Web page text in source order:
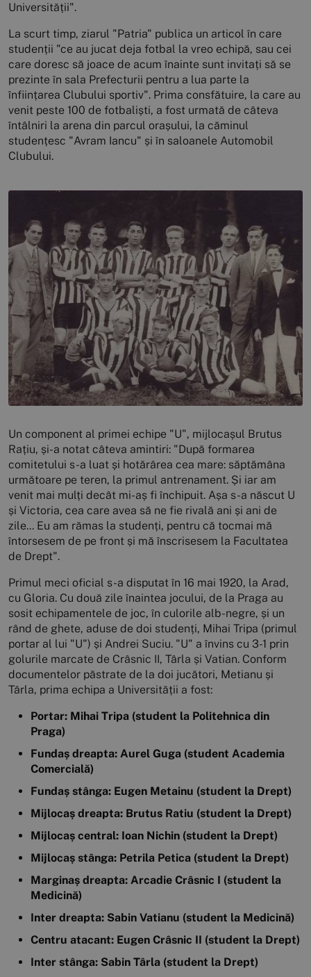
Universității".
La scurt timp, ziarul "Patria" publica un articol în care
studenții "ce au jucat deja fotbal la vreo echipă, sau cei
care doresc să joace de acum înainte sunt invitați să se
prezinte în sala Prefecturii pentru a lua parte la
înființarea Clubului sportiv". Prima consfătuire, la care au
venit peste 100 de fotbaliști, a fost urmată de câteva
întâlniri la arena din parcul orașului, la căminul
studențesc "Avram Iancu" și în saloanele Automobil
Clubului.
Un component al primei echipe "U", mijlocașul Brutus
Rațiu, și-a notat câteva amintiri: "După formarea
comitetului s-a luat și hotărârea cea mare: săptămâna
următoare pe teren, la primul antrenament. Și iar am
venit mai mulți decât mi-aș fi închipuit. Așa s-a născut U
și Victoria, cea care avea să ne fie rivală ani și ani de
zile... Eu am rămas la studenți, pentru că tocmai mă
întorsesem de pe front și mă înscrisesem la Facultatea
de Drept".
Primul meci oficial s-a disputat în 16 mai 1920, la Arad,
cu Gloria. Cu două zile înaintea jocului, de la Praga au
sosit echipamentele de joc, în culorile alb-negre, și un
rând de ghete, aduse de doi studenți, Mihai Tripa (primul
portar al lui "U") și Andrei Suciu. "U" a învins cu 3-1 prin
golurile marcate de Crâsnic II, Târla și Vatian. Conform
documentelor păstrate de la doi jucători, Metianu și
Târla, prima echipa a Universității a fost:
Portar: Mihai Tripa (student la Politehnica din
Praga)
Fundaș dreapta: Aurel Guga (student Academia
Comercială)
Fundaș stânga: Eugen Metainu (student la Drept)
Mijlocaș dreapta: Brutus Ratiu (student la Drept)
Mijlocaș central: Ioan Nichin (student la Drept)
Mijlocaș stânga: Petrila Petica (student la Drept)
Marginaș dreapta: Arcadie Crâsnic I (student la
Medicină)
Inter dreapta: Sabin Vatianu (student la Medicină)
Centru atacant: Eugen Crâsnic II (student la Drept)
Inter stânga: Sabin Târla (student la Drept)